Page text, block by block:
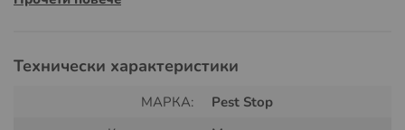
те се опитата да се качат на леглото. Всяка кутия
вариант заупотреба на твърди повърхности.
Капана за дървеници THE BUGO не съдържа биоциди
Технически характеристики
МАРКА:
Pest Stop